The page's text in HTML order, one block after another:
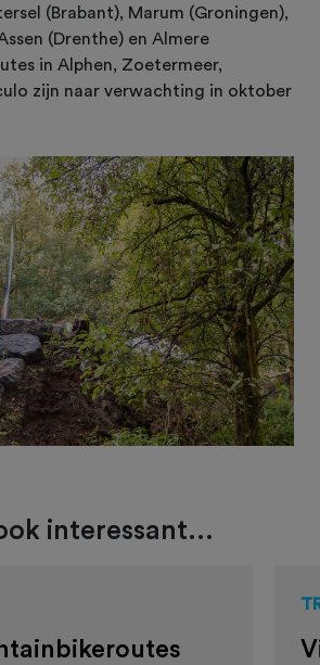
(Brabant), Marum (Groningen),
(Drenthe) en Almere
in Alphen, Zoetermeer,
zijn naar verwachting in oktober
interessant...